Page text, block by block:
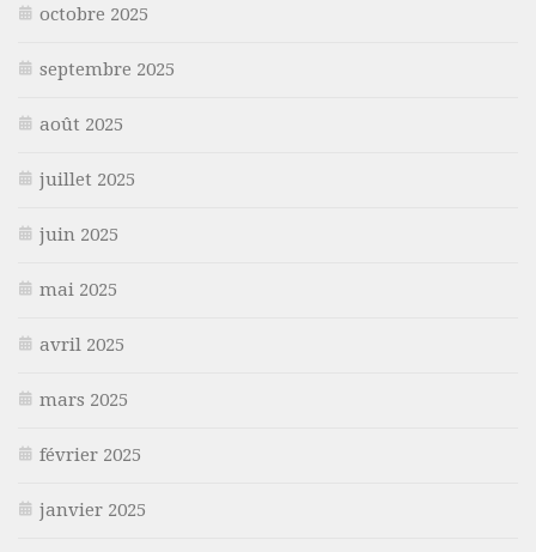
octobre 2025
septembre 2025
août 2025
juillet 2025
juin 2025
mai 2025
avril 2025
mars 2025
février 2025
janvier 2025